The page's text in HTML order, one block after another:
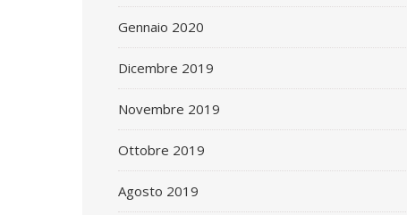
Gennaio 2020
Dicembre 2019
Novembre 2019
Ottobre 2019
Agosto 2019